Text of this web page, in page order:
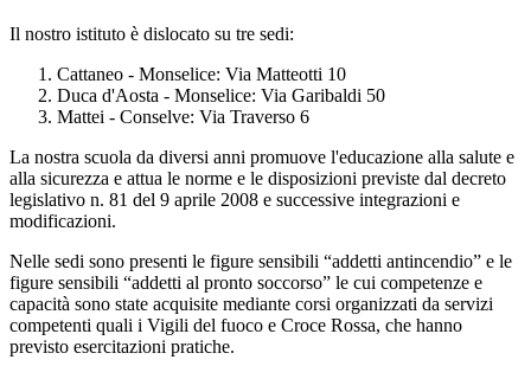
Il nostro istituto è dislocato su tre sedi:
Cattaneo - Monselice: Via Matteotti 10
Duca d'Aosta - Monselice: Via Garibaldi 50
Mattei - Conselve: Via Traverso 6
La nostra scuola da diversi anni promuove l'educazione alla salute e
alla sicurezza e attua le norme e le disposizioni previste dal decreto
legislativo n. 81 del 9 aprile 2008 e successive integrazioni e
modificazioni.
Nelle sedi sono presenti le figure sensibili “addetti antincendio” e le
figure sensibili “addetti al pronto soccorso” le cui competenze e
capacità sono state acquisite mediante corsi organizzati da servizi
competenti quali i Vigili del fuoco e Croce Rossa, che hanno
previsto esercitazioni pratiche.